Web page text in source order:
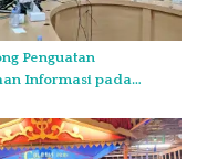
Penguatan
Informasi pada
Kepri